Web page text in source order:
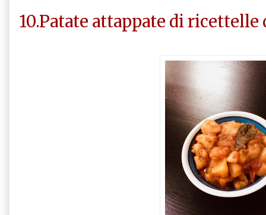
10.Patate attappate di ricettelle